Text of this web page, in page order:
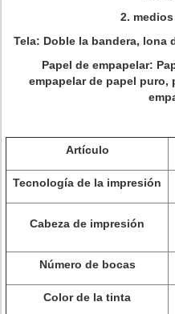
2.
Tela: Doble la bandera, lona
Papel de empapelar:
empapelar de papel puro,
Artículo
Tecnología de la impresión
Cabeza de impresión
Número de bocas
Color de la tinta